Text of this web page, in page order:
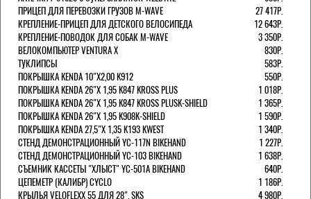
ПРИЦЕП ДЛЯ ПЕРЕВОЗКИ ГРУЗОВ M-WAVE
27 417Р.
КРЕПЛЕНИЕ-ПРИЦЕП ДЛЯ ДЕТСКОГО ВЕЛОСИПЕДА
12 643Р.
КРЕПЛЕНИЕ-ПОВОДОК ДЛЯ СОБАК M-WAVE
3 350Р.
ВЕЛОКОМПЬЮТЕР VENTURA Х
830Р.
ТУКЛИПСЫ
583Р.
ПОКРЫШКА KENDA 10"Х2,00 K912
550Р.
ПОКРЫШКА KENDA 26"Х 1,95 K847 KROSS PLUS
1 018Р.
ПОКРЫШКА KENDA 26"Х 1,95 K847 KROSS PLUSK-SHIELD
1 365Р.
ПОКРЫШКА KENDA 26"Х 1,95 K908K-SHIELD
1 590Р.
ПОКРЫШКА KENDA 27,5"Х 1,35 K193 KWEST
1 340Р.
СТЕНД ДЕМОНСТРАЦИОННЫЙ YC-117N BIKEHAND
1 227Р.
СТЕНД ДЕМОНСТРАЦИОННЫЙ YC-103 BIKEHAND
1 638Р.
СЪЕМНИК КАССЕТЫ "ХЛЫСТ" YC-501A BIKEHAND
640Р.
ЦЕПЕМЕТР (КАЛИБР) CYCLO
1 186Р.
КРЫЛЬЯ VELOFLEXX 55 ДЛЯ 28". SKS
4 980Р.